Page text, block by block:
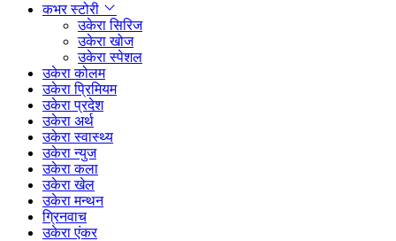
कभर स्टोरी
उकेरा सिरिज
उकेरा खोज
उकेरा स्पेशल
उकेरा कोलम
उकेरा प्रिमियम
उकेरा प्रदेश
उकेरा अर्थ
उकेरा स्वास्थ्य
उकेरा न्युज
उकेरा कला
उकेरा खेल
उकेरा मन्थन
ग्रिनवाच
उकेरा एंकर